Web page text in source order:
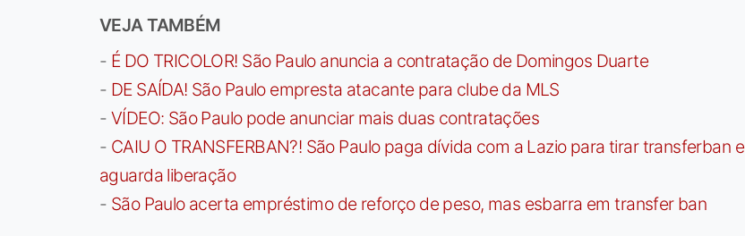
VEJA TAMBÉM
- É DO TRICOLOR! São Paulo anuncia a contratação de Domingos Duarte
- DE SAÍDA! São Paulo empresta atacante para clube da MLS
- VÍDEO: São Paulo pode anunciar mais duas contratações
- CAIU O TRANSFERBAN?! São Paulo paga dívida com a Lazio para tirar transferban e
aguarda liberação
- São Paulo acerta empréstimo de reforço de peso, mas esbarra em transfer ban